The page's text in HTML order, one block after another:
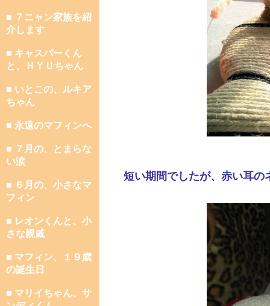
■ ７ニャン家族を紹
介します
■ キャスパーくん
と、ＨＹＵちゃん
■ いとこの、ルキア
ちゃん
■ 永遠のマフィンへ
■ ７月の、とまらな
い涙
■ ６月の、小さなマ
フィン
■ レオンくんと、小
さな親戚
■ マフィン、１９歳
の誕生日
■ マリイちゃん、サ
短い期間でしたが、赤い耳の